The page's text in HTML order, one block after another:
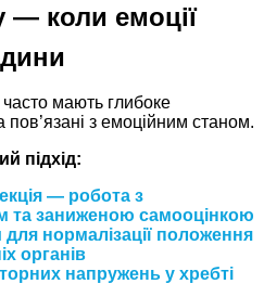
— коли емоції
часто мають глибоке
пов’язані з емоційним станом.
підхід:
— робота з
та заниженою самооцінкою
для нормалізації положення
органів
напружень у хребті